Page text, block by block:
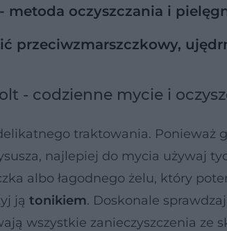
metoda oczyszczania i
przeciwzmarszczkowy,
- codzienne mycie i
traktowania. Ponieważ
najlepiej do mycia używaj
albo łagodnego żelu, który
ją tonikiem. Doskonale
wszystkie zanieczyszczenia ze